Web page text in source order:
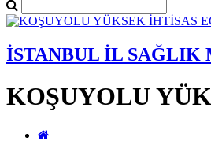
İSTANBUL İL SAĞLIK
KOŞUYOLU